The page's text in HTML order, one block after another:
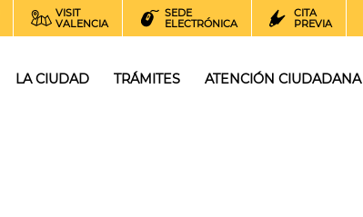
VISIT
VALENCIA
SEDE
ELECTRÓNICA
CITA
PREVIA
LA CIUDAD TRÁMITES ATENCIÓN CIUDADANA